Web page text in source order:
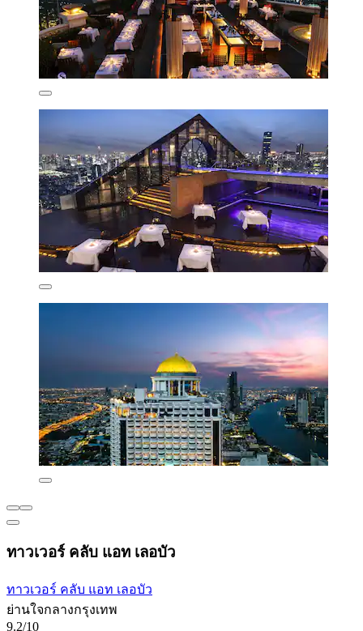
ทาวเวอร์ คลับ แอท เลอบัว
ทาวเวอร์ คลับ แอท เลอบัว
ย่านใจกลางกรุงเทพ
9.2/10